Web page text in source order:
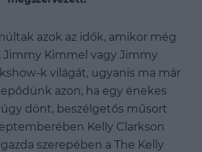
azok az idők, amikor még
Jimmy Kimmel vagy Jimmy
k világát, ugyanis ma már
azon, ha egy énekes
dönt, beszélgetős műsort
Kelly Clarkson
szerepében a The Kelly